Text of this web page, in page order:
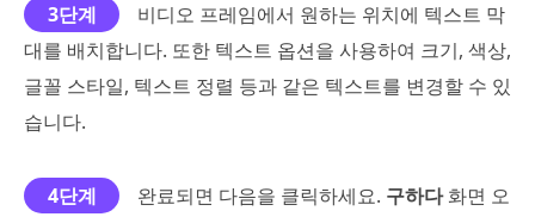
3단계
비디오 프레임에서 원하는 위치에 텍스트 막
대를 배치합니다. 또한 텍스트 옵션을 사용하여 크기, 색상,
글꼴 스타일, 텍스트 정렬 등과 같은 텍스트를 변경할 수 있
습니다.
4단계 완료되면 다음을 클릭하세요. 구하다화면 오